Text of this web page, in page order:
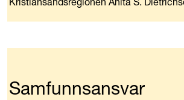
Samfunnsansvar